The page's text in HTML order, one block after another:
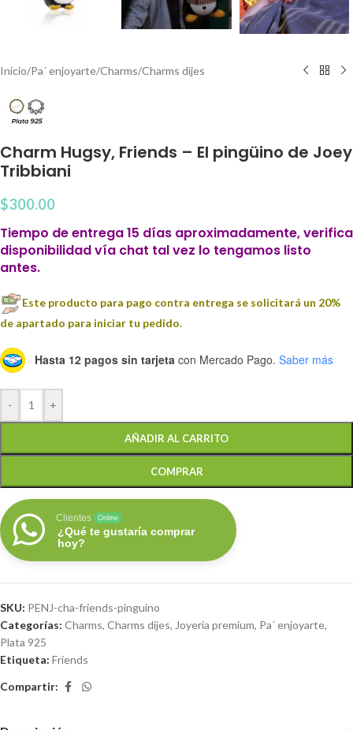
Inicio/Pa´ enjoyarte/Charms/Charms dijes
Charm Hugsy, Friends – El pingüino de Joey
Tribbiani
$300.00
Tiempo de entrega 15 días aproximadamente, verifica
disponibilidad vía chat tal vez lo tengamos listo
antes.
Este producto para pago contra entrega se solicitará un 20%
de apartado para iniciar tu pedido.
Hasta 12 pagos sin tarjeta con Mercado Pago. Saber más
- +
AÑADIR AL CARRITO
COMPRAR
Clientes Online
¿Qué te gustaría comprar
hoy?
SKU: PENJ-cha-friends-pinguino
Categorías: Charms, Charms dijes, Joyería premium, Pa´ enjoyarte,
Plata 925
Etiqueta: Friends
Compartir: